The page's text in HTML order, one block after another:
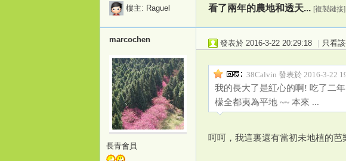
2h› › ›
樓主: Raguel 看了兩年的農地和透天... [複製鏈接]
marcochen
長青會員
發表於 2016-3-22 20:29:18 | 只看
38Calvin 發表於 2016-3-22
我的長大了是紅心的啊! 吃了二
檬全都夷為平地 ~~ 本來 ...
呵呵，我這裏還有當初未地植的